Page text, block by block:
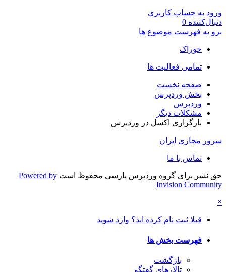
ورود به حساب کاربری
دنبال‌کننده 0
برو به فهرست موضوع ها
خوراک
تمامی فعالیت ها
صفحه نخست
بخش وردپرس
وردپرس
مشکلات دیگر
بارگزاری اکسل در وردپرس
سرور مجازی ایران
تماس با ما
حق نشر برای گروه وردپرس پارسی محفوظ است Powered by
Invision Community
×
قبلا ثبت نام کرده اید؟ وارد شوید
فهرست بخش ها
بازگشت
تالارهای گفتگو